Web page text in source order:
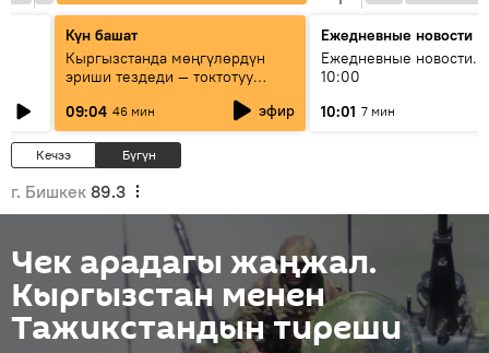
Күн башат
Кыргызстанда мөңгүлөрдүн
эриши тездеди — токтотуу
09:04 46 мин эфир
Ежедневные новости
Ежедневные новости.
10:00
10:01 7 мин
Кечээ Бүгүн
г. Бишкек 89.3
Чек арадагы жаңжал.
Кыргызстан менен
Тажикстандын тиреши